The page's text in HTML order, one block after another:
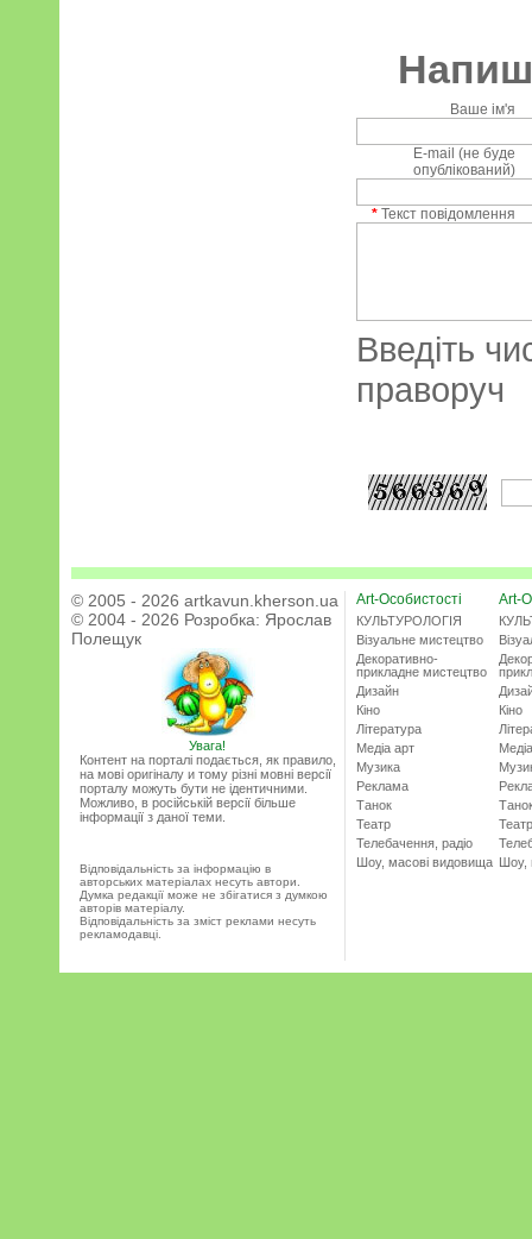
Ваше ім'я
E-mail (не буде
опублікований)
* Текст повідомлення
Введіть
праворуч
© 2005 - 2026 artkavun.kherson.ua
© 2004 - 2026 Розробка: Ярослав
Полещук
Увага!
Контент на порталі подається, як правило,
на мові оригіналу и тому різні мовні версії
порталу можуть бути не ідентичними.
Можливо, в російській версії більше
інформації з даної теми.
Відповідальність за інформацію в
авторських матеріалах несуть автори.
Думка редакції може не збігатися з думкою
авторів матеріалу.
Відповідальність за зміст реклами несуть
рекламодавці.
Art-Особистості
КУЛЬТУРОЛОГІЯ
Візуальне мистецтво
Декоративно-
прикладне мистецтво
Дизайн
Кіно
Література
Медіа арт
Музика
Реклама
Танок
Театр
Телебачення, радіо
Шоу, масові видовища
Art-
Кіно
Театр
Шоу,